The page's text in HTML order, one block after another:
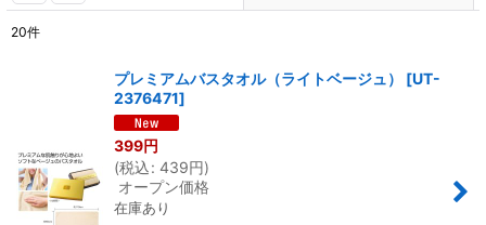
20件
プレミアムバスタオル（ライトベージュ） [UT-
2376471]
399円
(税込: 439円)
オープン価格
在庫あり